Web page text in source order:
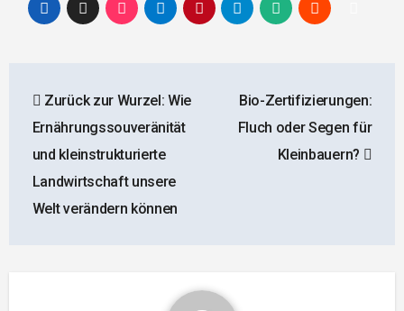
Navigation
Zurück zur Wurzel: Wie
Ernährungssouveränität
und kleinstrukturierte
Landwirtschaft unsere
Welt verändern können
Bio-Zertifizierungen:
Fluch oder Segen für
Kleinbauern?